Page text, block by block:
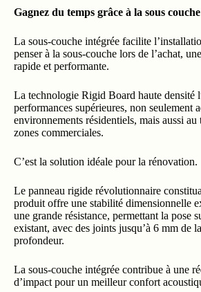
Gagnez du temps grâce à la sous
La sous-couche intégrée facilite
penser à la sous-couche lors de l’achat,
rapide et performante.
La technologie Rigid Board haute densité
performances supérieures, non seulement
environnements résidentiels, mais aussi au
zones commerciales.
C’est la solution idéale pour la rénovation.
Le panneau rigide révolutionnaire
produit offre une stabilité dimensionnelle
une grande résistance, permettant la pose
existant, avec des joints jusqu’à 6 mm de
profondeur.
La sous-couche intégrée contribue à une
d’impact pour un meilleur confort